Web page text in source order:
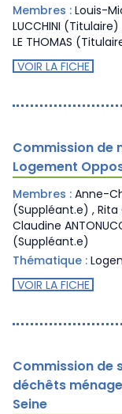
Membres : Louis-
LUCCHINI
LE THOMAS
VOIR LA FICHE
Commission de
Logement
Membres : Anne-
(Suppléant.e) , Rita
Claudine
(Suppléant.e)
Thématique :
VOIR LA FICHE
Commission de
déchêts
Seine